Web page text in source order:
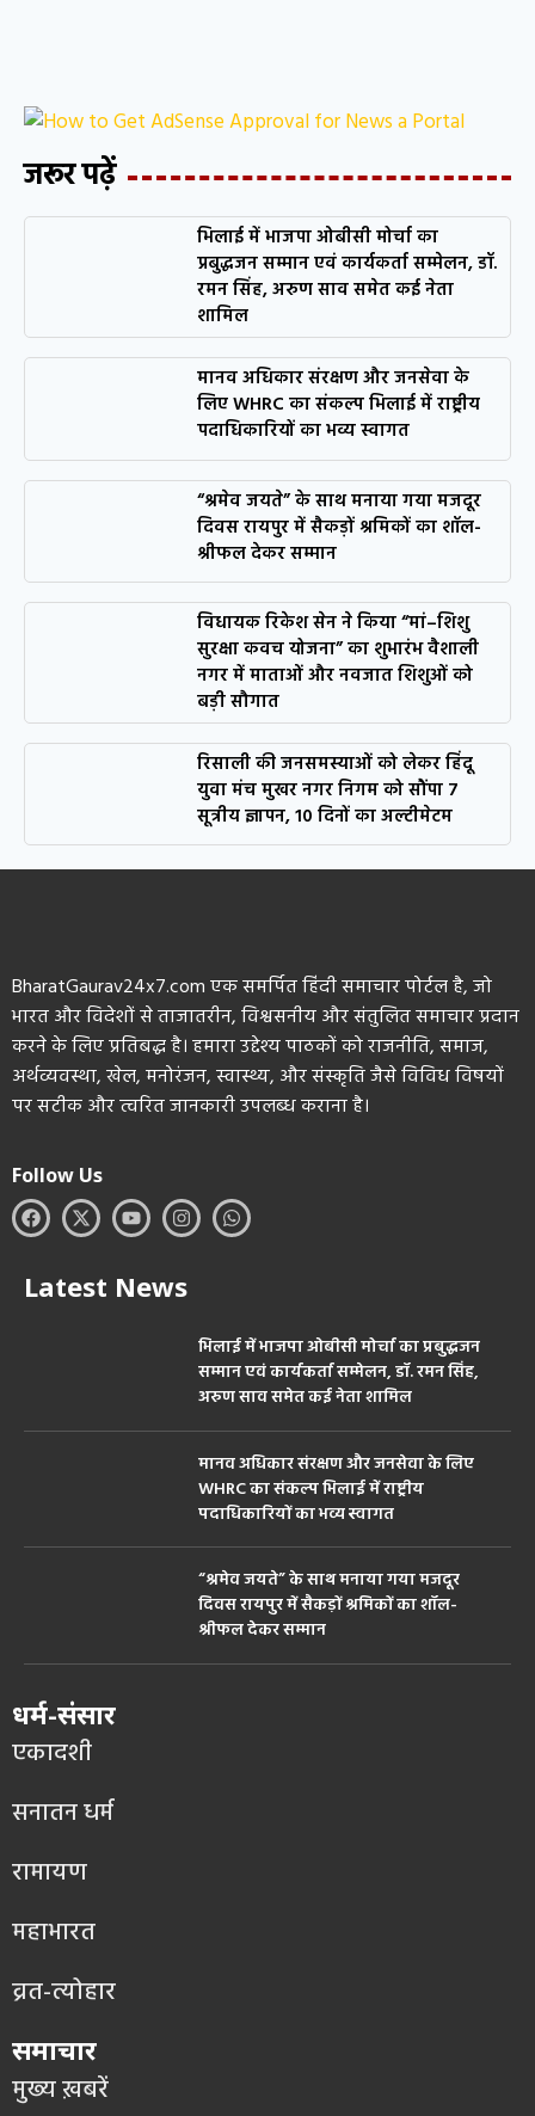
जरूर पढ़ें
भिलाई में भाजपा ओबीसी मोर्चा का
प्रबुद्धजन सम्मान एवं कार्यकर्ता सम्मेलन, डॉ.
रमन सिंह, अरुण साव समेत कई नेता
शामिल
मानव अधिकार संरक्षण और जनसेवा के
लिए WHRC का संकल्प भिलाई में राष्ट्रीय
पदाधिकारियों का भव्य स्वागत
“श्रमेव जयते” के साथ मनाया गया मजदूर
दिवस रायपुर में सैकड़ों श्रमिकों का शॉल-
श्रीफल देकर सम्मान
विधायक रिकेश सेन ने किया “मां–शिशु
सुरक्षा कवच योजना” का शुभारंभ वैशाली
नगर में माताओं और नवजात शिशुओं को
बड़ी सौगात
रिसाली की जनसमस्याओं को लेकर हिंदू
युवा मंच मुखर नगर निगम को सौंपा 7
सूत्रीय ज्ञापन, 10 दिनों का अल्टीमेटम
BharatGaurav24x7.com एक समर्पित हिंदी समाचार पोर्टल है, जो
भारत और विदेशों से ताजातरीन, विश्वसनीय और संतुलित समाचार प्रदान
करने के लिए प्रतिबद्ध है। हमारा उद्देश्य पाठकों को राजनीति, समाज,
अर्थव्यवस्था, खेल, मनोरंजन, स्वास्थ्य, और संस्कृति जैसे विविध विषयों
पर सटीक और त्वरित जानकारी उपलब्ध कराना है।
Follow Us
Latest News
भिलाई में भाजपा ओबीसी मोर्चा का प्रबुद्धजन
सम्मान एवं कार्यकर्ता सम्मेलन, डॉ. रमन सिंह,
अरुण साव समेत कई नेता शामिल
मानव अधिकार संरक्षण और जनसेवा के लिए
WHRC का संकल्प भिलाई में राष्ट्रीय
पदाधिकारियों का भव्य स्वागत
“श्रमेव जयते” के साथ मनाया गया मजदूर
दिवस रायपुर में सैकड़ों श्रमिकों का शॉल-
श्रीफल देकर सम्मान
धर्म-संसार
एकादशी
सनातन धर्म
रामायण
महाभारत
व्रत-त्योहार
समाचार
मुख्य ख़बरें